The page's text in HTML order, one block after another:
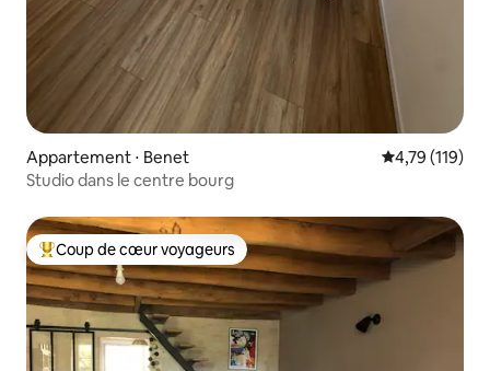
Appartement ⋅ Benet Évaluation
4,79 (119)
Studio dans le centre bourg
Coups de cœur voyageurs les plus appréciés
Coup de cœur voyageurs